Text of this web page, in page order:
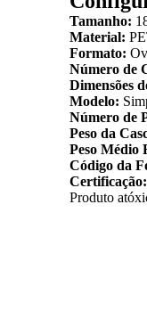
Tamanho:
Material:
Formato:
Número de
Dimensões
Modelo:
Número de
Peso da
Peso Médio
Código da
Certificação:
Produto